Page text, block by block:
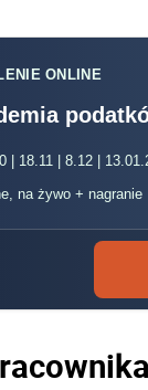
ONLINE
| 18.11 | 8.12 |
na żywo + nagranie